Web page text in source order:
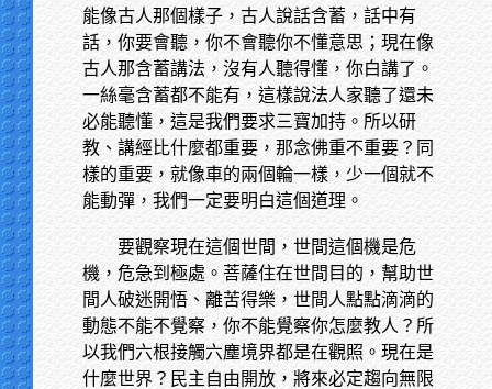
能像古人那個樣子，古人說話含蓄，話中有
話，你要會聽，你不會聽你不懂意思；現在像
古人那含蓄講法，沒有人聽得懂，你白講了。
一絲毫含蓄都不能有，這樣說法人家聽了還未
必能聽懂，這是我們要求三寶加持。所以研
教、講經比什麼都重要，那念佛重不重要？同
樣的重要，就像車的兩個輪一樣，少一個就不
能動彈，我們一定要明白這個道理。
要觀察現在這個世間，世間這個機是危
機，危急到極處。菩薩住在世間目的，幫助世
間人破迷開悟、離苦得樂，世間人點點滴滴的
動態不能不覺察，你不能覺察你怎麼教人？所
以我們六根接觸六塵境界都是在觀照。現在是
什麼世界？民主自由開放，將來必定趨向無限